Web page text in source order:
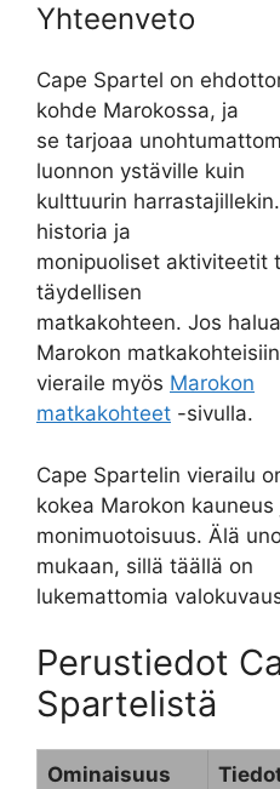
Yhteenveto
Cape Spartel on
kohde Marokossa, ja
se tarjoaa
luonnon ystäville kuin
kulttuurin
historia ja
monipuoliset aktiviteetit
täydellisen
matkakohteen. Jos
Marokon
vieraile myös Marokon
matkakohteet -sivulla.
Cape Spartelin vierailu
kokea Marokon kauneus
monimuotoisuus. Älä
mukaan, sillä täällä on
lukemattomia
Perustiedot
Spartelistä
Ominaisuus